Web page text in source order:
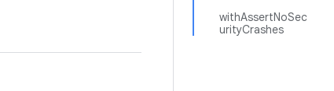
withAssertNoSec
urityCrashes